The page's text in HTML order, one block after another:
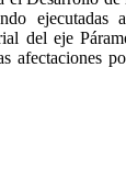
ejecutadas
del eje
afectaciones